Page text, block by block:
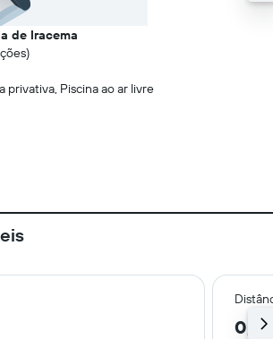
de Iracema
privativa, Piscina ao ar livre
0,6